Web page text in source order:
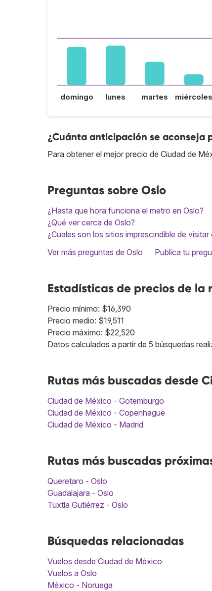
domingo lunes martes miércoles
¿Cuánta anticipación se aconseja
Para obtener el mejor precio de Ciudad de
Preguntas sobre Oslo
¿Hasta que hora funciona el metro en Oslo?
¿Qué ver cerca de Oslo?
¿Cuales son los sitios imprescindible de visitar
Ver más preguntas de Oslo
Publica tu
Estadísticas de precios de la
Precio mínimo: $16,390
Precio medio: $19,511
Precio máximo: $22,520
Datos calculados a partir de 5 búsquedas
Rutas más buscadas desde
Ciudad de México - Gotemburgo
Ciudad de México - Copenhague
Ciudad de México - Madrid
Rutas más buscadas
Queretaro - Oslo
Guadalajara - Oslo
Tuxtla Gutiérrez - Oslo
Búsquedas relacionadas
Vuelos desde Ciudad de México
Vuelos a Oslo
México - Noruega